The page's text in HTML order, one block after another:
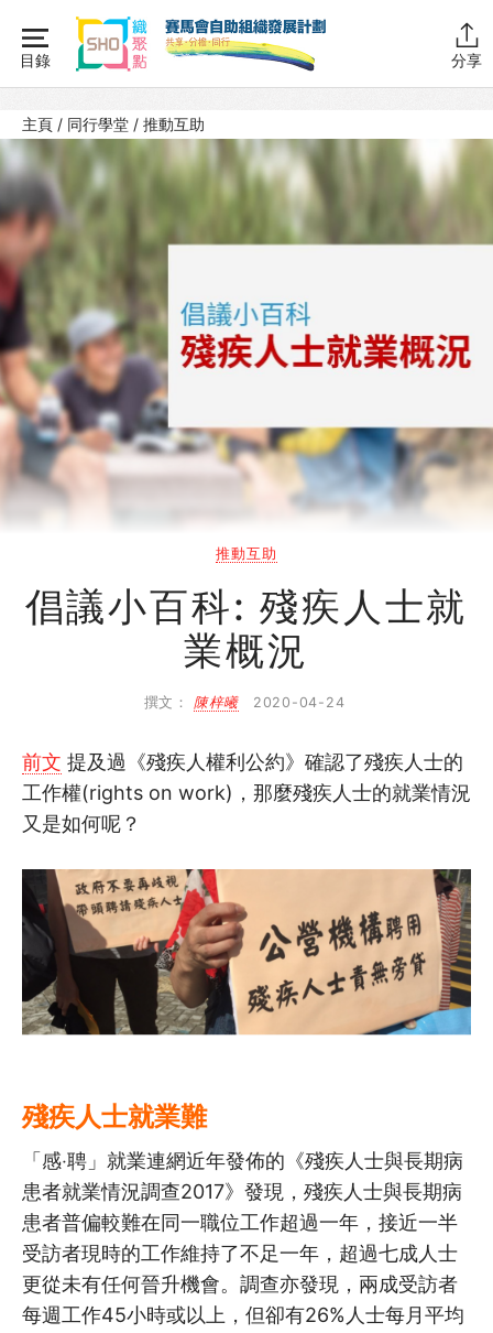
content
目錄 分享
主頁
同行學堂
同行學堂・簡介
推動互助
SHO倡議
SHO遊戲
組織管理
資源拓展
網上自學課程
自助組織訓練學院
同行社區伙伴
搜尋自助組織
關於我們
媒體報導
主頁 / 同行學堂 / 推動互助
推動互助
倡議小百科: 殘疾人士就
業概況
撰文： 陳梓曦 2020-04-24
前文 提及過《殘疾人權利公約》確認了殘疾人士的
工作權(rights on work)，那麼殘疾人士的就業情況
又是如何呢？
殘疾人士就業難
「感‧聘」就業連網近年發佈的《殘疾人士與長期病
患者就業情況調查2017》發現，殘疾人士與長期病
患者普偏較難在同一職位工作超過一年，接近一半
受訪者現時的工作維持了不足一年，超過七成人士
更從未有任何晉升機會。調查亦發現，兩成受訪者
每週工作45小時或以上，但卻有26%人士每月平均